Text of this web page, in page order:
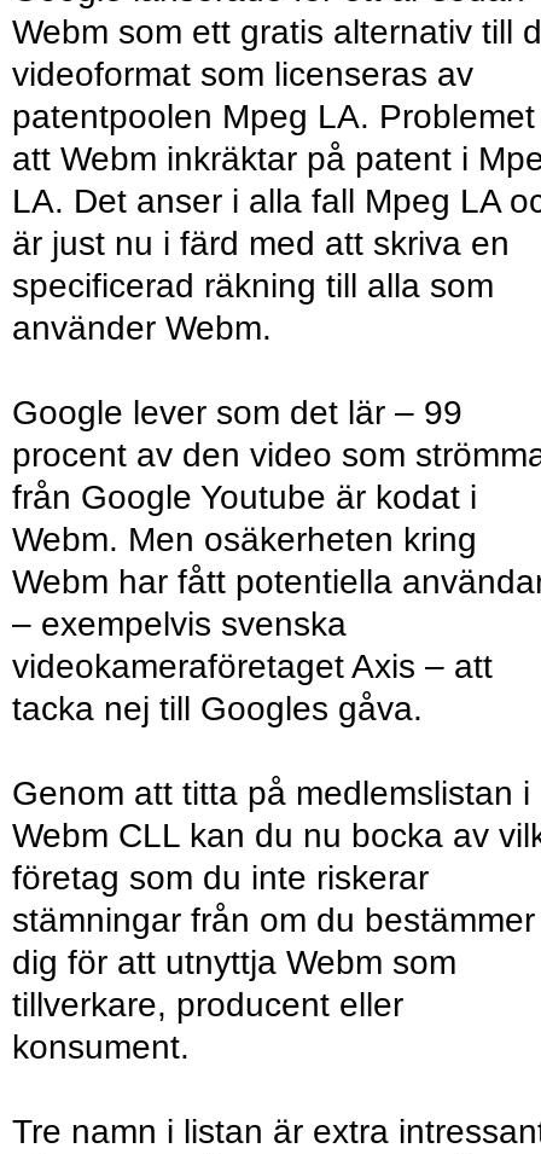
Webm som ett gratis alternativ till
videoformat som licenseras av
patentpoolen Mpeg LA.
att Webm inkräktar på patent i
LA. Det anser i alla fall Mpeg LA
är just nu i färd med att skriva en
specificerad räkning till alla som
använder Webm.
Google lever som det lär – 99
procent av den video som
från Google Youtube är kodat i
Webm. Men osäkerheten kring
Webm har fått potentiella
– exempelvis svenska
videokameraföretaget Axis – att
tacka nej till Googles gåva.
Genom att titta på medlemslistan i
Webm CLL kan du nu bocka av
företag som du inte riskerar
stämningar från om du bestämmer
dig för att utnyttja Webm som
tillverkare, producent eller
konsument.
Tre namn i listan är extra